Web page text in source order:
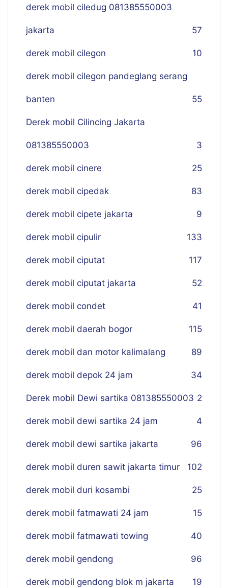
derek mobil ciledug 081385550003
jakarta 57
derek mobil cilegon 10
derek mobil cilegon pandeglang serang
banten 55
Derek mobil Cilincing Jakarta
081385550003 3
derek mobil cinere 25
derek mobil cipedak 83
derek mobil cipete jakarta 9
derek mobil cipulir 133
derek mobil ciputat 117
derek mobil ciputat jakarta 52
derek mobil condet 41
derek mobil daerah bogor 115
derek mobil dan motor kalimalang 89
derek mobil depok 24 jam 34
Derek mobil Dewi sartika 081385550003 2
derek mobil dewi sartika 24 jam 4
derek mobil dewi sartika jakarta 96
derek mobil duren sawit jakarta timur 102
derek mobil duri kosambi 25
derek mobil fatmawati 24 jam 15
derek mobil fatmawati towing 40
derek mobil gendong 96
derek mobil gendong blok m jakarta 19